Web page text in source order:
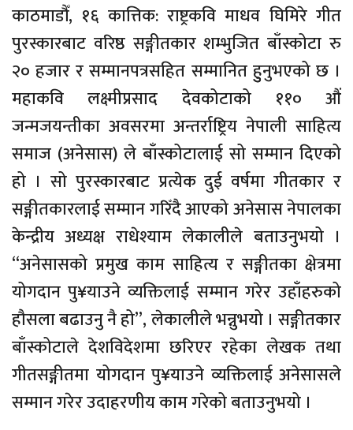
काठमाडौँ, १६ कात्तिक: राष्ट्रकवि माधव घिमिरे गीत
पुरस्कारबाट वरिष्ठ सङ्गीतकार शम्भुजित बाँस्कोटा रु
२० हजार र सम्मानपत्रसहित सम्मानित हुुनुभएको छ ।
महाकवि लक्ष्मीप्रसाद देवकोटाको ११० औं
जन्मजयन्तीका अवसरमा अन्तर्राष्ट्रिय नेपाली साहित्य
समाज (अनेसास) ले बाँस्कोटालाई सो सम्मान दिएको
हो । सो पुरस्कारबाट प्रत्येक दुई वर्षमा गीतकार र
सङ्गीतकारलाई सम्मान गरिँदै आएको अनेसास नेपालका
केन्द्रीय अध्यक्ष राधेश्याम लेकालीले बताउनुभयो ।
“अनेसासको प्रमुख काम साहित्य र सङ्गीतका क्षेत्रमा
योगदान पु¥याउने व्यक्तिलाई सम्मान गरेर उहाँहरुको
हौसला बढाउनु नै हो”, लेकालीले भन्नुभयो । सङ्गीतकार
बाँस्कोटाले देशविदेशमा छरिएर रहेका लेखक तथा
गीतसङ्गीतमा योगदान पु¥याउने व्यक्तिलाई अनेसासले
सम्मान गरेर उदाहरणीय काम गरेको बताउनुभयो ।